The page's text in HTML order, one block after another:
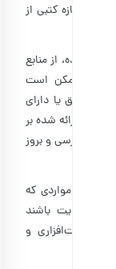
و اجازه کتبی از
شده، از منابع
است، ممکن است
غیردقیق یا دارای
ارائه شده بر
به بررسی و بروز
سایت در مواردی که
این سایت باشند
سخت‌افزاری و